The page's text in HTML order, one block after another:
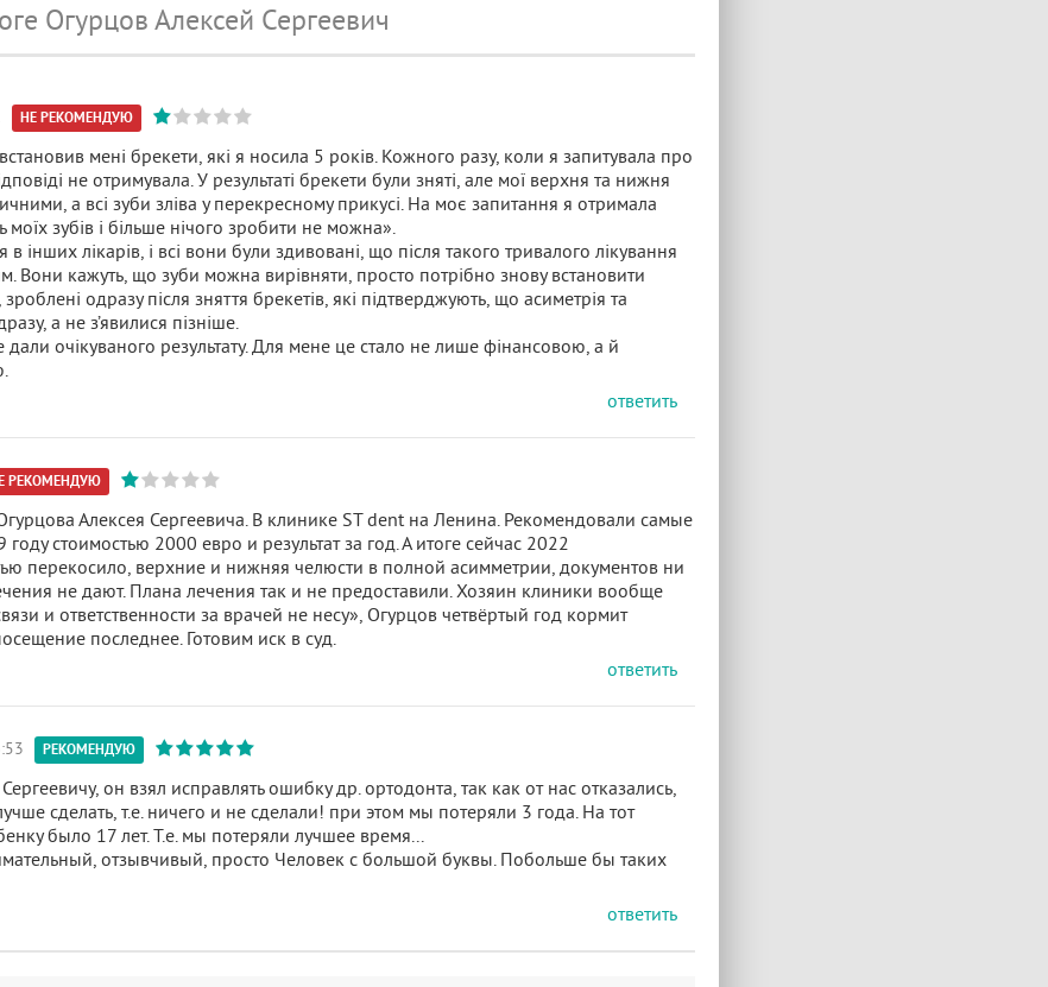
Огурцов Алексей Сергеевич
НЕ РЕКОМЕНДУЮ
мені брекети, які я носила 5 років. Кожного разу, коли я запитувала про
не отримувала. У результаті брекети були зняті, але мої верхня та нижня
а всі зуби зліва у перекресному прикусі. На моє запитання я отримала
моїх зубів і більше нічого зробити не можна».
в інших лікарів, і всі вони були здивовані, що після такого тривалого лікування
Вони кажуть, що зуби можна вирівняти, просто потрібно знову встановити
одразу після зняття брекетів, які підтверджують, що асиметрія та
а не з’явилися пізніше.
дали очікуваного результату. Для мене це стало не лише фінансовою, а й
ответить
РЕКОМЕНДУЮ
Алексея Сергеевича. В клинике ST dent на Ленина. Рекомендовали самые
стоимостью 2000 евро и результат за год. А итоге сейчас 2022
перекосило, верхние и нижняя челюсти в полной асимметрии, документов ни
не дают. Плана лечения так и не предоставили. Хозяин клиники вообще
и ответственности за врачей не несу», Огурцов четвёртый год кормит
последнее. Готовим иск в суд.
ответить
РЕКОМЕНДУЮ
он взял исправлять ошибку др. ортодонта, так как от нас отказались,
сделать, т.е. ничего и не сделали! при этом мы потеряли 3 года. На тот
было 17 лет. Т.е. мы потеряли лучшее время...
отзывчивый, просто Человек с большой буквы. Побольше бы таких
ответить